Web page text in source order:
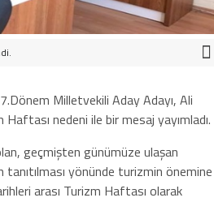
Milletvekili Aday Adayı, Ali
nedeni ile bir mesaj yayımladı.
geçmişten günümüze ulaşan
yönünde turizmin önemine
arası Turizm Haftası olarak